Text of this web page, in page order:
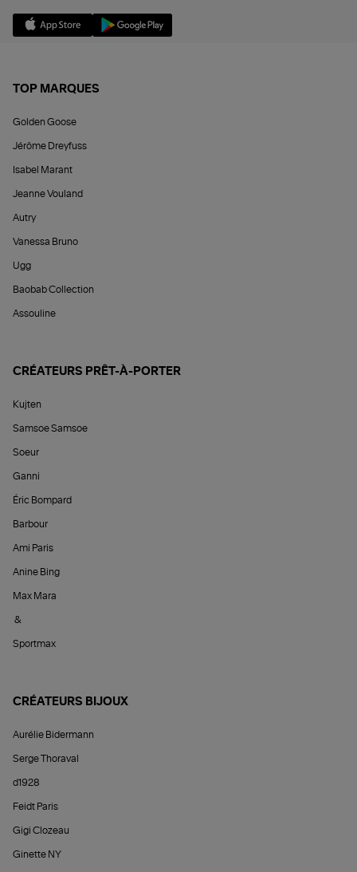
TOP MARQUES
Golden Goose
Jérôme Dreyfuss
Isabel Marant
Jeanne Vouland
Autry
Vanessa Bruno
Ugg
Baobab Collection
Assouline
CRÉATEURS PRÊT-À-PORTER
Kujten
Samsoe Samsoe
Soeur
Ganni
Éric Bompard
Barbour
Ami Paris
Anine Bing
Max Mara
&
Sportmax
CRÉATEURS BIJOUX
Aurélie Bidermann
Serge Thoraval
d1928
Feidt Paris
Gigi Clozeau
Ginette NY